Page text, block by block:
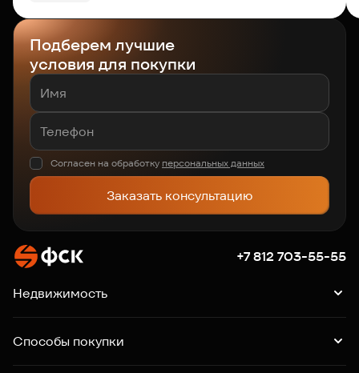
Подберем лучшие
условия для покупки
Согласен на обработку персональных данных
Заказать консультацию
+7 812 703-55-55
Недвижимость
Квартиры
Машино-места
Коммерция
Способы покупки
Ипотека